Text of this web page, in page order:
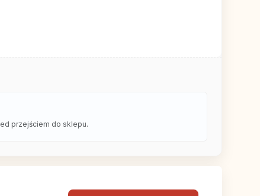
przejściem do sklepu.